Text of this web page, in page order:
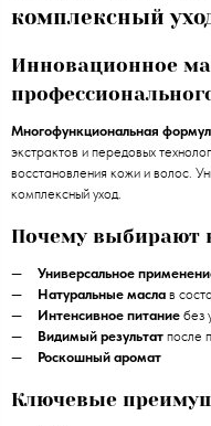
комплексный
Инновационное
Многофункциональная
экстрактов и передовых
восстановления кожи и волос.
комплексный уход.
Почему выбирают
Универсальное
Натуральные масла в
Интенсивное питание без
Видимый результат после
Роскошный аромат
Ключевые